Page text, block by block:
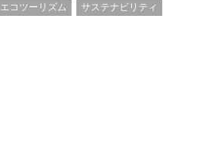
エコツーリズム
サステナビリティ